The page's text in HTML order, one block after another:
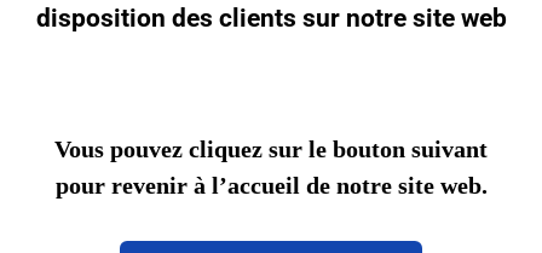
disposition des clients sur notre site web
Vous pouvez cliquez sur le bouton suivant
pour revenir à l’accueil de notre site web.